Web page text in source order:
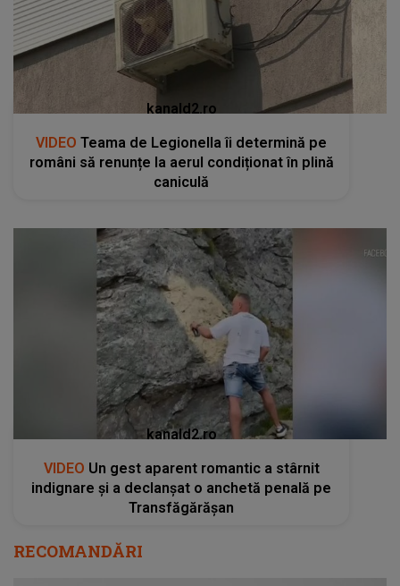
kanald2.ro
VIDEO Teama de Legionella îi determină pe
români să renunțe la aerul condiționat în plină
caniculă
kanald2.ro
VIDEO Un gest aparent romantic a stârnit
indignare și a declanșat o anchetă penală pe
Transfăgărășan
RECOMANDĂRI